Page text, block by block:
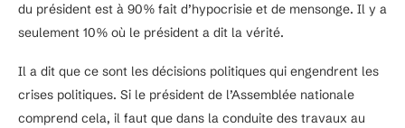
du président est à 90% fait d’hypocrisie et de mensonge. Il y a
seulement 10% où le président a dit la vérité.
Il a dit que ce sont les décisions politiques qui engendrent les
crises politiques. Si le président de l’Assemblée nationale
comprend cela, il faut que dans la conduite des travaux au